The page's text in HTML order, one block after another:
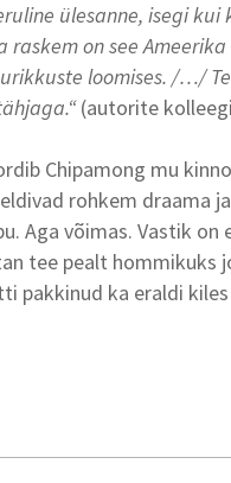
ülesanne, isegi
on see
loomises. /…/
(autorite
Chipamong mu
rohkem draama
Aga võimas. Vastik
tee pealt hommikuks
pakkinud ka eraldi